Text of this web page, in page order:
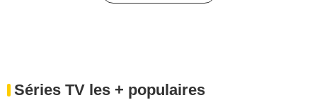
Séries TV les + populaires